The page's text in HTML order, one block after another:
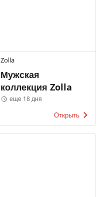
Zolla
Мужская
коллекция Zolla
еще 18 дня
Открыть